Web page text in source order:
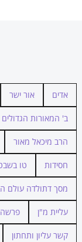
אדים אור ישר
ב' המאורות הגדולים
הרב מיכאל מאור
חסידות טו
מסך דתולדה עולם
עליית מ"ן פרשה
קשר עליון ותחתון